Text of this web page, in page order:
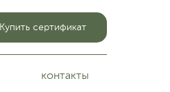
Купить сертификат
контакты